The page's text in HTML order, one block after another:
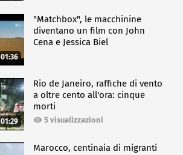
01:36
"Matchbox", le macchinine
diventano un film con John
Cena e Jessica Biel
01:29
Rio de Janeiro, raffiche di vento
a oltre cento all'ora: cinque
morti
5 visualizzazioni
Marocco, centinaia di migranti